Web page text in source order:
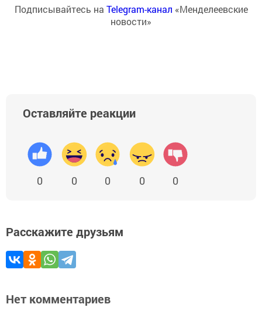
Подписывайтесь на Telegram-канал «Менделеевские
новости»
Оставляйте реакции
0 0 0 0 0
Расскажите друзьям
Нет комментариев